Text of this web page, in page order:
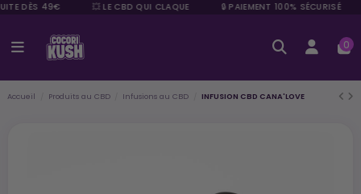
DÈS 49€ 💥 LE CBD QUI CLAQUE 🔒 PAIEMENT 100% SÉCURISÉ
0
Accueil Produits au CBD Infusions au CBD INFUSION CBD CANA'LOVE